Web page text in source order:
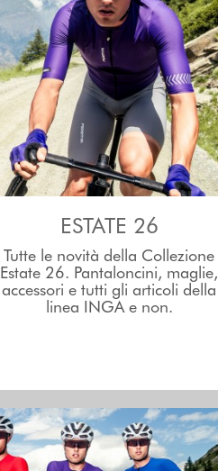
ESTATE 26
Tutte le novità della Collezione
Estate 26. Pantaloncini, maglie,
accessori e tutti gli articoli della
linea INGA e non.